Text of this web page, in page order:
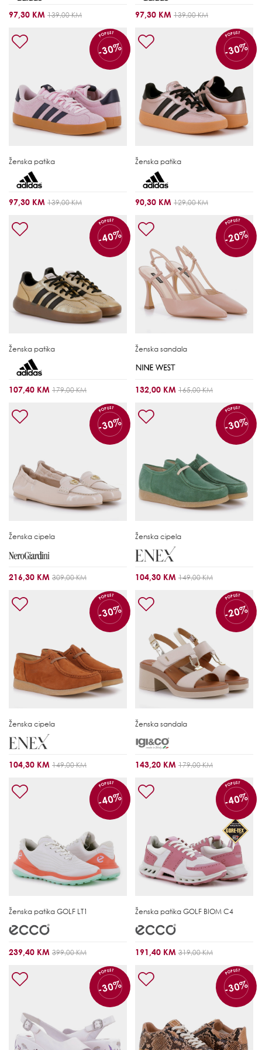
97,30 KM 139,00 KM 97,30 KM 139,00 KM
POPUST
-30%
Ženska patika
97,30 KM 139,00 KM
POPUST
-30%
Ženska patika
90,30 KM 129,00 KM
POPUST
-40%
Ženska patika
107,40 KM 179,00 KM
POPUST
-20%
Ženska sandala
132,00 KM 165,00 KM
POPUST
-30%
Ženska cipela
216,30 KM 309,00 KM
POPUST
-30%
Ženska cipela
104,30 KM 149,00 KM
POPUST
-30%
Ženska cipela
104,30 KM 149,00 KM
POPUST
-20%
Ženska sandala
143,20 KM 179,00 KM
POPUST
-40%
Ženska patika GOLF LT1
239,40 KM 399,00 KM
POPUST
-40%
Ženska patika GOLF BIOM C4
191,40 KM 319,00 KM
POPUST
-30%
POPUST
-30%